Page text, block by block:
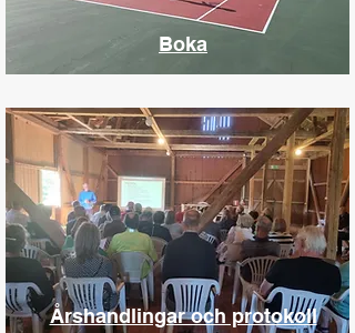
Boka
Årshandlingar och protokoll